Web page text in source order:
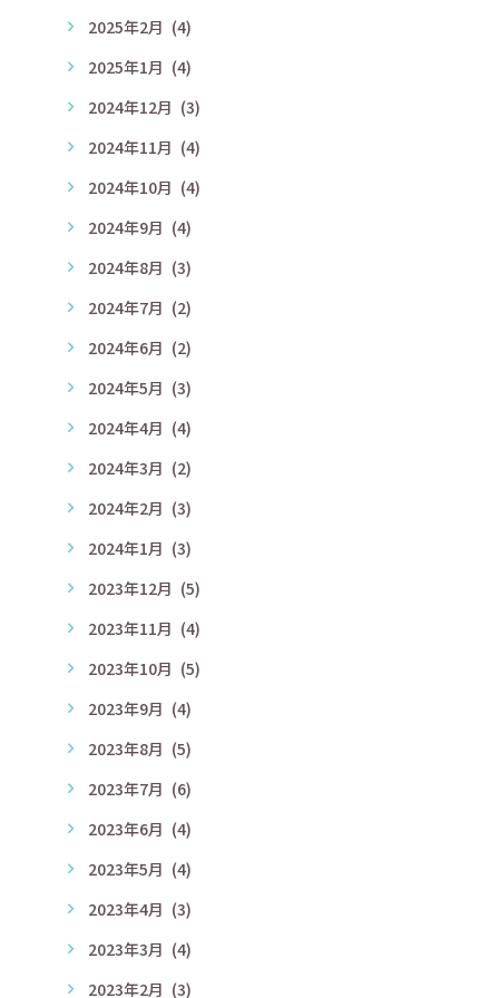
2025年2月 (4)
2025年1月 (4)
2024年12月 (3)
2024年11月 (4)
2024年10月 (4)
2024年9月 (4)
2024年8月 (3)
2024年7月 (2)
2024年6月 (2)
2024年5月 (3)
2024年4月 (4)
2024年3月 (2)
2024年2月 (3)
2024年1月 (3)
2023年12月 (5)
2023年11月 (4)
2023年10月 (5)
2023年9月 (4)
2023年8月 (5)
2023年7月 (6)
2023年6月 (4)
2023年5月 (4)
2023年4月 (3)
2023年3月 (4)
2023年2月 (3)